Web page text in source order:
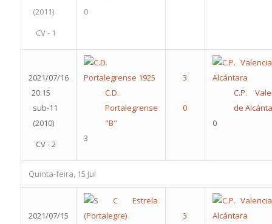
(2011)
CV - 1
0
2021/07/16
20:15
sub-11
(2010)
CV - 2
C.D.
Portalegrense
"B"
3
C.P.
de
0
Quinta-feira, 15 Jul
2021/07/15